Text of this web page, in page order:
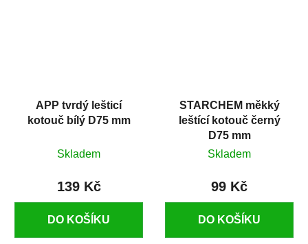
APP tvrdý lešticí
kotouč bílý D75 mm
Skladem
139 Kč
DO KOŠÍKU
STARCHEM měkký
leštící kotouč černý
D75 mm
Skladem
99 Kč
DO KOŠÍKU